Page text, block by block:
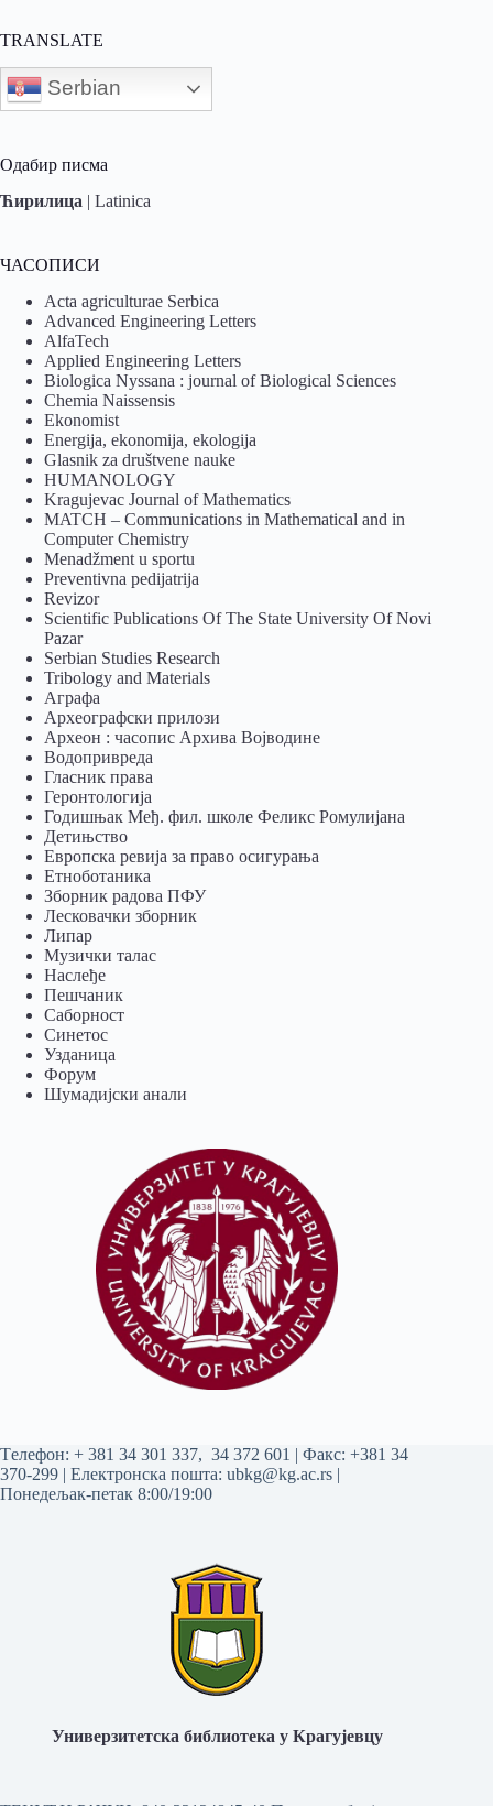
TRANSLATE
Serbian
Одабир писма
Ћирилица | Latinica
ЧАСОПИСИ
Acta agriculturae Serbica
Advanced Engineering Letters
AlfaTech
Applied Engineering Letters
Biologica Nyssana : journal of Biological Sciences
Chemia Naissensis
Ekonomist
Energija, ekonomija, ekologija
Glasnik za društvene nauke
HUMANOLOGY
Kragujevac Journal of Mathematics
MATCH – Communications in Mathematical and in
Computer Chemistry
Menadžment u sportu
Preventivna pedijatrija
Revizor
Scientific Publications Of The State University Of Novi
Pazar
Serbian Studies Research
Tribology and Materials
Аграфа
Археографски прилози
Археон : часопис Архива Војводине
Водопривреда
Гласник права
Геронтологија
Годишњак Међ. фил. школе Феликс Ромулијана
Детињство
Европска ревија за право осигурања
Eтноботаника
Зборник радова ПФУ
Лесковачки зборник
Липар
Музички талас
Наслеђе
Пешчаник
Саборност
Синетос
Узданица
Форум
Шумадијски анали
Tелефон: + 381 34 301 337, 34 372 601 | Факс: +381 34
370-299 | Електронска пошта: ubkg@kg.ac.rs |
Понедељак-петак 8:00/19:00
Универзитетска библиотека у Крагујевцу